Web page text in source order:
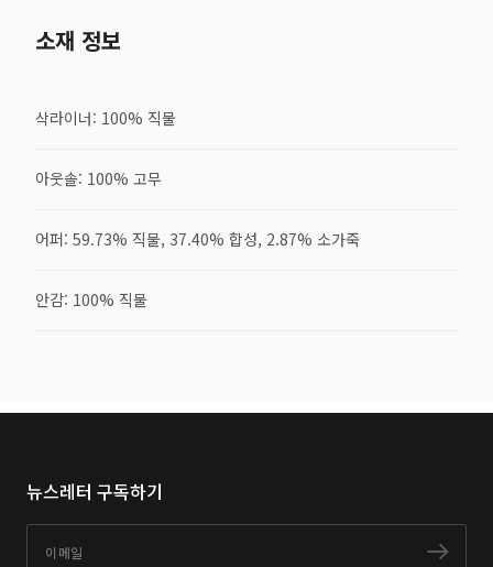
소재 정보
삭라이너: 100% 직물
아웃솔: 100% 고무
어퍼: 59.73% 직물, 37.40% 합성, 2.87% 소가죽
안감: 100% 직물
뉴스레터 구독하기